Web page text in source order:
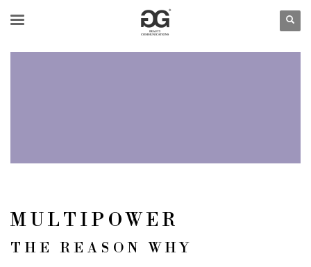
MULTIPOWER
THE REASON WHY